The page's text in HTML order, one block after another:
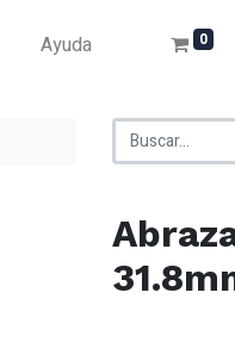
Ayuda 0